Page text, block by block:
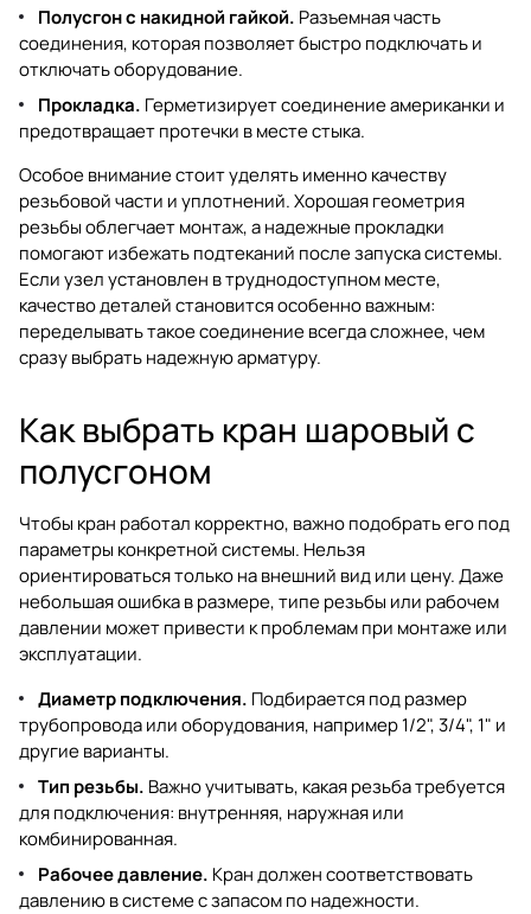
Полусгон с накидной гайкой. Разъемная часть
соединения, которая позволяет быстро подключать и
отключать оборудование.
Прокладка. Герметизирует соединение американки и
предотвращает протечки в месте стыка.
Особое внимание стоит уделять именно качеству
резьбовой части и уплотнений. Хорошая геометрия
резьбы облегчает монтаж, а надежные прокладки
помогают избежать подтеканий после запуска системы.
Если узел установлен в труднодоступном месте,
качество деталей становится особенно важным:
переделывать такое соединение всегда сложнее, чем
сразу выбрать надежную арматуру.
Как выбрать кран шаровый с
полусгоном
Чтобы кран работал корректно, важно подобрать его под
параметры конкретной системы. Нельзя
ориентироваться только на внешний вид или цену. Даже
небольшая ошибка в размере, типе резьбы или рабочем
давлении может привести к проблемам при монтаже или
эксплуатации.
Диаметр подключения. Подбирается под размер
трубопровода или оборудования, например 1/2", 3/4", 1" и
другие варианты.
Тип резьбы. Важно учитывать, какая резьба требуется
для подключения: внутренняя, наружная или
комбинированная.
Рабочее давление. Кран должен соответствовать
давлению в системе с запасом по надежности.